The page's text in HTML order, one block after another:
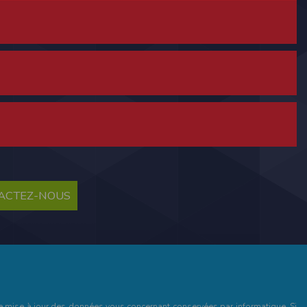
NOUS
tablette ou un smartphone.
été déclaré à la Commission Nationale de
fonctionnalités du site. Les données
web, et d'effectuer une localisation
vous nous transmettez volontairement